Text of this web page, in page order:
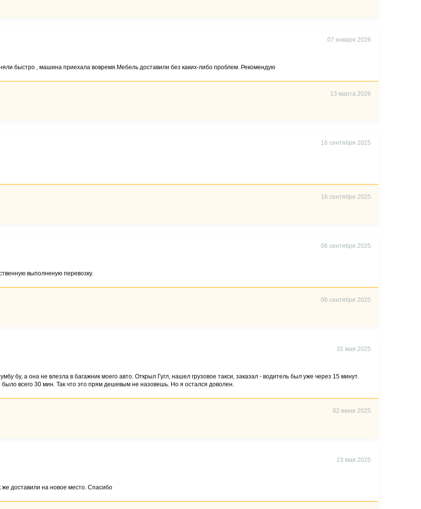
07 января 2026
быстро , машина приехала вовремя.Мебель доставили без каких-либо проблем. Рекомендую
13 марта 2026
16 сентября 2025
16 сентября 2025
06 сентября 2025
выполненую перевозку.
06 сентября 2025
31 мая 2025
бу, а она не влезла в багажник моего авто. Открыл Гугл, нашел грузовое такси, заказал - водитель был уже через 15 минут.
всего 30 мин. Так что это прям дешевым не назовешь. Но я остался доволен.
02 июня 2025
23 мая 2025
доставили на новое место. Спасибо